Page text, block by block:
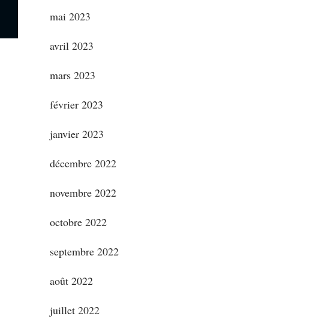
mai 2023
avril 2023
mars 2023
février 2023
janvier 2023
décembre 2022
novembre 2022
octobre 2022
septembre 2022
août 2022
juillet 2022